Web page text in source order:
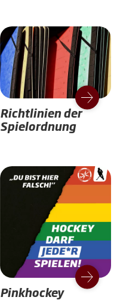
Richtlinien der
Spielordnung
Pinkhockey